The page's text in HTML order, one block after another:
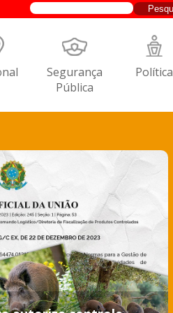
Segurança
Pública
Política